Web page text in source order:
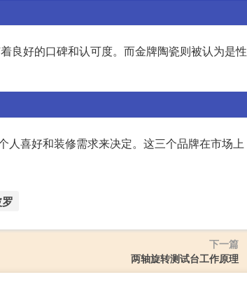
良好的口碑和认可度。而金牌陶瓷则被认为是性
人喜好和装修需求来决定。这三个品牌在市场上
下一篇
两轴旋转测试台工作原理